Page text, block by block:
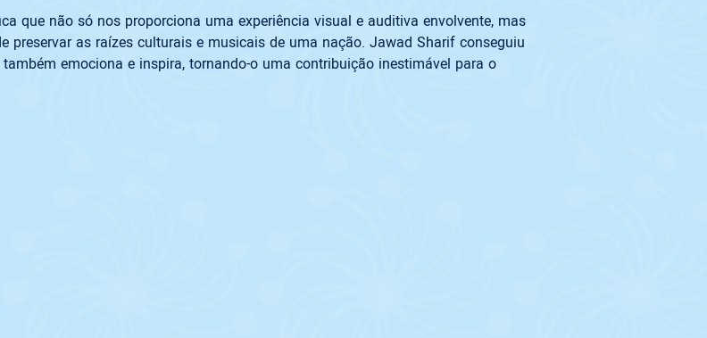
que não só nos proporciona uma experiência visual e auditiva envolvente, mas
preservar as raízes culturais e musicais de uma nação. Jawad Sharif conseguiu
emociona e inspira, tornando-o uma contribuição inestimável para o